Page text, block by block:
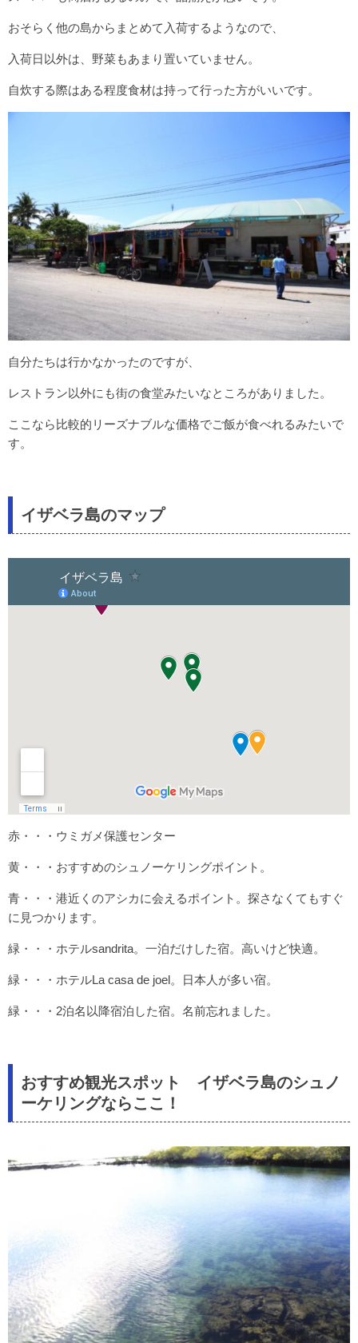
おそらく他の島からまとめて入荷するようなので、
入荷日以外は、野菜もあまり置いていません。
自炊する際はある程度食材は持って行った方がいいです。
自分たちは行かなかったのですが、
レストラン以外にも街の食堂みたいなところがありました。
ここなら比較的リーズナブルな価格でご飯が食べれるみたいで
す。
イザベラ島のマップ
赤・・・ウミガメ保護センター
黄・・・おすすめのシュノーケリングポイント。
青・・・港近くのアシカに会えるポイント。探さなくてもすぐ
に見つかります。
緑・・・ホテルsandrita。一泊だけした宿。高いけど快適。
緑・・・ホテルLa casa de joel。日本人が多い宿。
緑・・・2泊名以降宿泊した宿。名前忘れました。
おすすめ観光スポット イザベラ島のシュノ
ーケリングならここ！